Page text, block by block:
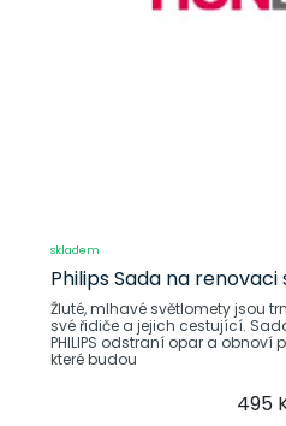
skladem
Philips Sada na
Žluté, mlhavé světlomety jsou
své řidiče a jejich cestující.
PHILIPS odstraní opar a obnoví
které budou
495